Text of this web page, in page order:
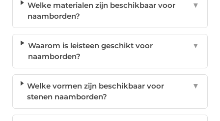
Welke materialen zijn beschikbaar voor
naamborden?
▼
Waarom is leisteen geschikt voor
naamborden?
▼
Welke vormen zijn beschikbaar voor
stenen naamborden?
▼